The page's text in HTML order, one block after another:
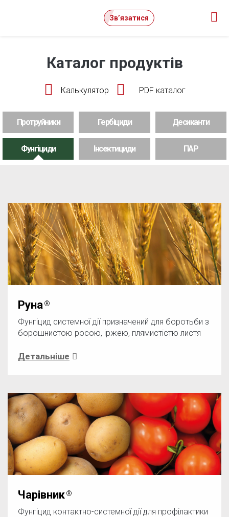
Зв’язатися
Каталог продуктів
Калькулятор PDF каталог
Протруйники Гербіциди Десиканти
Фунгіциди Інсектициди ПАР
Руна
Фунгіцид системної дії призначений для боротьби з
борошнистою росою, іржею, плямистістю листя
Детальніше
Чарівник
Фунгіцид контактно-системної дії для профілактики